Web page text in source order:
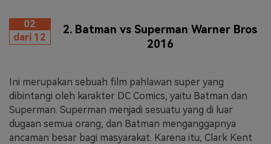
02
dari 12
2. Batman vs Superman Warner Bros
2016
Ini merupakan sebuah film pahlawan super yang
dibintangi oleh karakter DC Comics, yaitu Batman dan
Superman. Superman menjadi sesuatu yang di luar
dugaan semua orang, dan Batman menganggapnya
ancaman besar bagi masyarakat. Karena itu, Clark Kent